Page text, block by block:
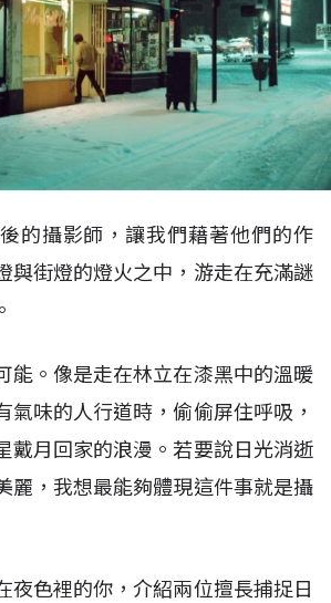
的攝影師，讓我們藉著他們的作
與街燈的燈火之中，游走在充滿謎
能。像是走在林立在漆黑中的溫暖
氣味的人行道時，偷偷屏住呼吸，
戴月回家的浪漫。若要說日光消逝
麗，我想最能夠體現這件事就是攝
夜色裡的你，介紹兩位擅長捕捉日